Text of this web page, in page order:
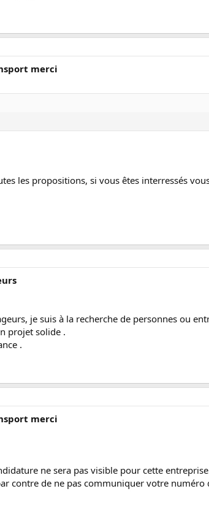
merci
les propositions, si vous êtes interressés
je suis à la recherche de personnes ou
projet solide .
.
merci
ne sera pas visible pour cette
contre de ne pas communiquer votre